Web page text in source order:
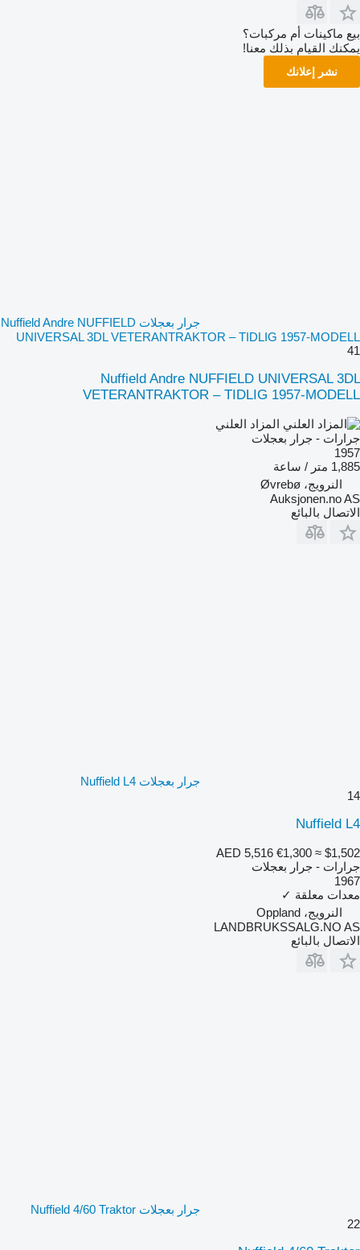
بيع ماكينات أم مركبات؟
يمكنك القيام بذلك معنا!
نشر إعلانك
جرار بعجلات Nuffield Andre NUFFIELD
UNIVERSAL 3DL VETERANTRAKTOR – TIDLIG 1957-MODELL
41
Nuffield Andre NUFFIELD UNIVERSAL 3DL
VETERANTRAKTOR – TIDLIG 1957-MODELL
المزاد العلني
جرارات - جرار بعجلات
1957
1,885 متر / ساعة
النرويج، Øvrebø
Auksjonen.no AS
الاتصال بالبائع
جرار بعجلات Nuffield L4
14
Nuffield L4
AED 5,516 €1,300 ≈ $1,502
جرارات - جرار بعجلات
1967
معدات معلقة ✓
النرويج، Oppland
LANDBRUKSSALG.NO AS
الاتصال بالبائع
جرار بعجلات Nuffield 4/60 Traktor
22